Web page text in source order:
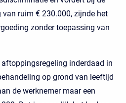
van ruim € 230.000, zijnde het
zonder toepassing van
inderdaad in
op grond van leeftijd
de werknemer maar een